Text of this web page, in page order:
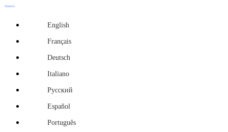
Russian
English
Français
Deutsch
Italiano
Русский
Español
Português